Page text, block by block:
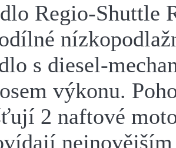
Regio-Shuttle
s diesel-
výkonu.
2 naftové
nejnovějším